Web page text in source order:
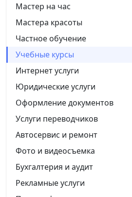
Мастер на час
Мастера красоты
Частное обучение
Учебные курсы
Интернет услуги
Юридические услуги
Оформление документов
Услуги переводчиков
Автосервис и ремонт
Фото и видеосъемка
Бухгалтерия и аудит
Рекламные услуги